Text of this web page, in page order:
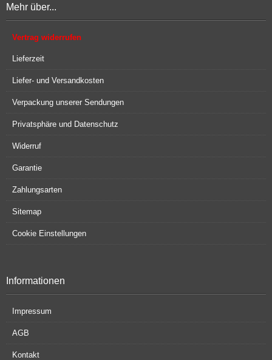
Mehr über...
Vertrag widerrufen
Lieferzeit
Liefer- und Versandkosten
Verpackung unserer Sendungen
Privatsphäre und Datenschutz
Widerruf
Garantie
Zahlungsarten
Sitemap
Cookie Einstellungen
Informationen
Impressum
AGB
Kontakt